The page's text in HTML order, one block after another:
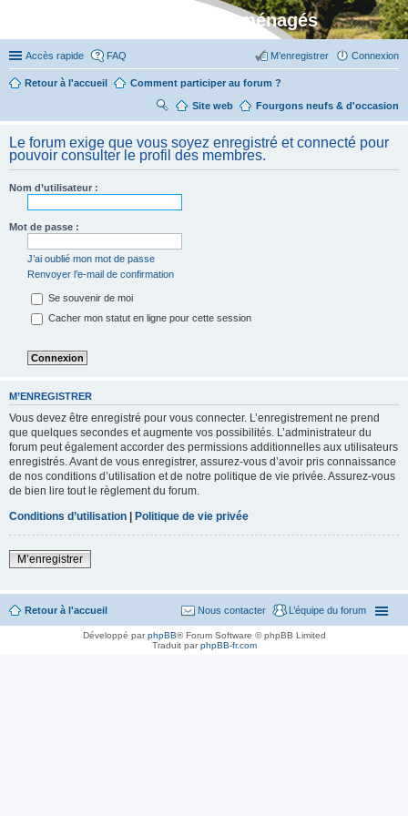
Stylevan - Vans aménagés
Accès rapide FAQ Connexion
M’enregistrer
Retour à l'accueil Comment participer au forum ?
Fourgons neufs & d'occasion
Site web
R
her
ch
er
Le forum exige que vous soyez enregistré et connecté pour
pouvoir consulter le profil des membres.
Nom d’utilisateur :
Mot de passe :
J’ai oublié mon mot de passe
Renvoyer l’e-mail de confirmation
Se souvenir de moi
Cacher mon statut en ligne pour cette session
M’ENREGISTRER
Vous devez être enregistré pour vous connecter. L’enregistrement ne prend
que quelques secondes et augmente vos possibilités. L’administrateur du
forum peut également accorder des permissions additionnelles aux utilisateurs
enregistrés. Avant de vous enregistrer, assurez-vous d’avoir pris connaissance
de nos conditions d’utilisation et de notre politique de vie privée. Assurez-vous
de bien lire tout le règlement du forum.
Conditions d’utilisation | Politique de vie privée
M’enregistrer
Retour à l'accueil L’équipe du forum
Nous contacter
Développé parphpBB® Forum Software © phpBB Limited
Traduit parphpBB-fr.com